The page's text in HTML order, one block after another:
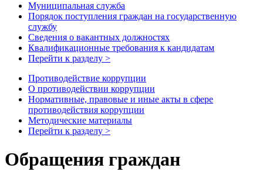
Муниципальная служба
Порядок поступления граждан на государственную
службу
Сведения о вакантных должностях
Квалификационные требования к кандидатам
Перейти к разделу >
Противодействие коррупции
О противодействии коррупции
Нормативные, правовые и иные акты в сфере
противодействия коррупции
Методические материалы
Перейти к разделу >
Обращения граждан